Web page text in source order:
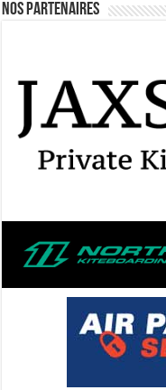
Nos Partenaires